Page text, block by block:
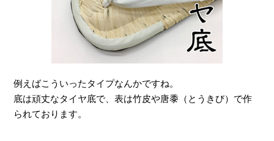
例えばこういったタイプなんかですね。
底は頑丈なタイヤ底で、表は竹皮や唐黍（とうきび）で作
られております。